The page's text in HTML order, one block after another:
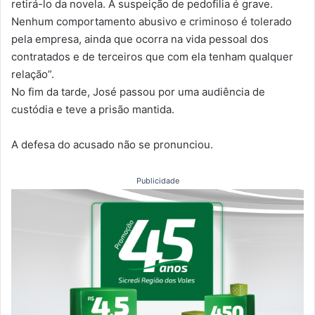
retirá-lo da novela. A suspeição de pedofilia é grave.
Nenhum comportamento abusivo e criminoso é tolerado
pela empresa, ainda que ocorra na vida pessoal dos
contratados e de terceiros que com ela tenham qualquer
relação”.
No fim da tarde, José passou por uma audiência de
custódia e teve a prisão mantida.
A defesa do acusado não se pronunciou.
Publicidade